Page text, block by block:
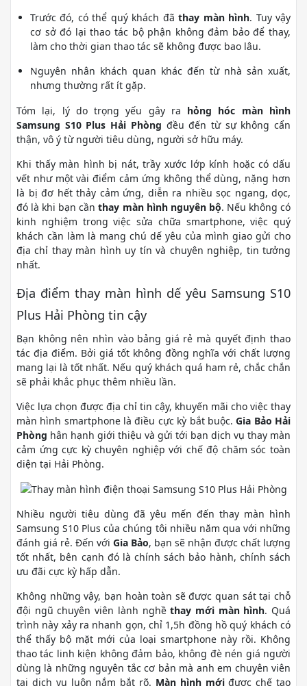
Trước đó, có thể quý khách đã thay màn hình. Tuy vậy
cơ sở đó lại thao tác bộ phận không đảm bảo để thay,
làm cho thời gian thao tác sẽ không được bao lâu.
Nguyên nhân khách quan khác đến từ nhà sản xuất,
nhưng thường rất ít gặp.
Tóm lại, lý do trọng yếu gây ra hỏng hóc màn hình
Samsung S10 Plus Hải Phòng đều đến từ sự không cẩn
thận, vô ý từ người tiêu dùng, người sở hữu máy.
Khi thấy màn hình bị nát, trầy xước lớp kính hoặc có dấu
vết như một vài điểm cảm ứng không thể dùng, nặng hơn
là bị đơ hết thảy cảm ứng, diễn ra nhiều sọc ngang, dọc,
đó là khi bạn cầnthay màn hình nguyên bộ. Nếu không có
kinh nghiệm trong việc sửa chữa smartphone, việc quý
khách cần làm là mang chú dế yêu của mình giao gửi cho
địa chỉ thay màn hình uy tín và chuyên nghiệp, tin tưởng
nhất.
Địa điểm thay màn hình dế yêu Samsung S10
Plus Hải Phòng tin cậy
Bạn không nên nhìn vào bảng giá rẻ mà quyết định thao
tác địa điểm. Bởi giá tốt không đồng nghĩa với chất lượng
mang lại là tốt nhất. Nếu quý khách quá ham rẻ, chắc chắn
sẽ phải khắc phục thêm nhiều lần.
Việc lựa chọn được địa chỉ tin cậy, khuyến mãi cho việc thay
màn hình smartphone là điều cực kỳ bắt buộc.Gia Bảo Hải
Phòng hân hạnh giới thiệu và gửi tới bạn dịch vụ thay màn
cảm ứng cực kỳ chuyên nghiệp với chế độ chăm sóc toàn
diện tại Hải Phòng.
Nhiều người tiêu dùng đã yêu mến đến thay màn hình
Samsung S10 Plus của chúng tôi nhiều năm qua với những
đánh giá rẻ. Đến với Gia Bảo, bạn sẽ nhận được chất lượng
tốt nhất, bên cạnh đó là chính sách bảo hành, chính sách
ưu đãi cực kỳ hấp dẫn.
Không những vậy, bạn hoàn toàn sẽ được quan sát tại chỗ
đội ngũ chuyên viên lành nghềthay mới màn hình. Quá
trình này xảy ra nhanh gọn, chỉ 1,5h đồng hồ quý khách có
thể thấy bộ mặt mới của loại smartphone này rồi. Không
thao tác linh kiện không đảm bảo, không đè nén giá người
dùng là những nguyên tắc cơ bản mà anh em chuyên viên
tại dịch vụ luôn nắm bắt rõ. Màn hình mớiđược chế tạo